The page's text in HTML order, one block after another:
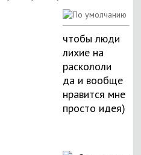
чтобы люди
лихие на
раскололи
да и вообще
нравится мне
просто идея)